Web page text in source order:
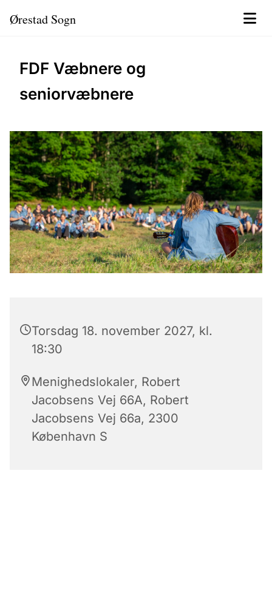
Ørestad Sogn
FDF Væbnere og
seniorvæbnere
Torsdag 18. november 2027, kl.
18:30
Menighedslokaler, Robert
Jacobsens Vej 66A, Robert
Jacobsens Vej 66a, 2300
København S